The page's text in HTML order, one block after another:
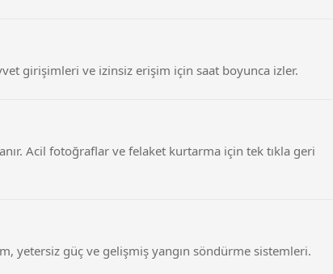
girişimleri ve izinsiz erişim için saat boyunca izler.
Acil fotoğraflar ve felaket kurtarma için tek tıkla geri
yetersiz güç ve gelişmiş yangın söndürme sistemleri.